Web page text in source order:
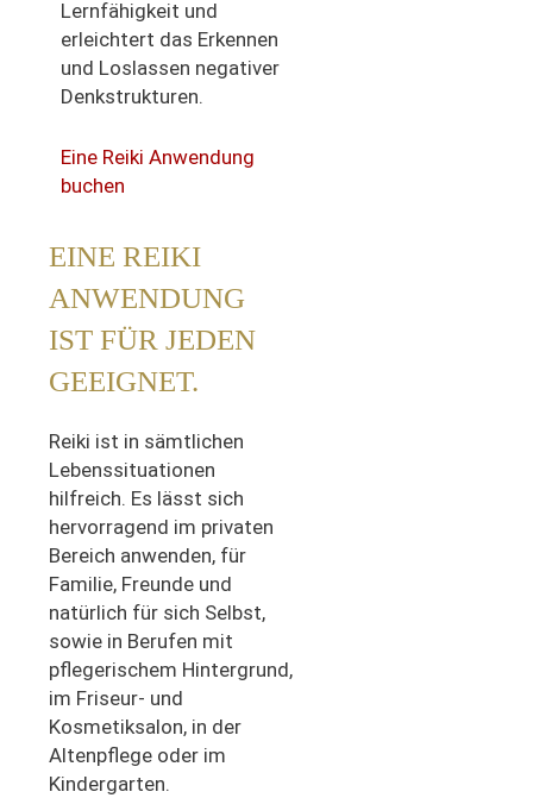
Lernfähigkeit und
erleichtert das Erkennen
und Loslassen negativer
Denkstrukturen.
Eine Reiki Anwendung
buchen
EINE REIKI
ANWENDUNG
IST FÜR JEDEN
GEEIGNET.
Reiki ist in sämtlichen
Lebenssituationen
hilfreich. Es lässt sich
hervorragend im privaten
Bereich anwenden, für
Familie, Freunde und
natürlich für sich Selbst,
sowie in Berufen mit
pflegerischem Hintergrund,
im Friseur- und
Kosmetiksalon, in der
Altenpflege oder im
Kindergarten.